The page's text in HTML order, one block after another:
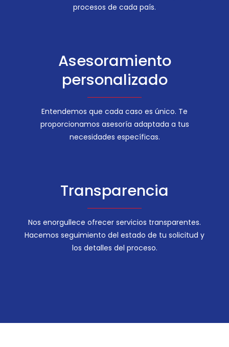
procesos de cada país.
Asesoramiento
personalizado
Entendemos que cada caso es único. Te
proporcionamos asesoría adaptada a tus
necesidades específicas.
Transparencia
Nos enorgullece ofrecer servicios transparentes.
Hacemos seguimiento del estado de tu solicitud y
los detalles del proceso.